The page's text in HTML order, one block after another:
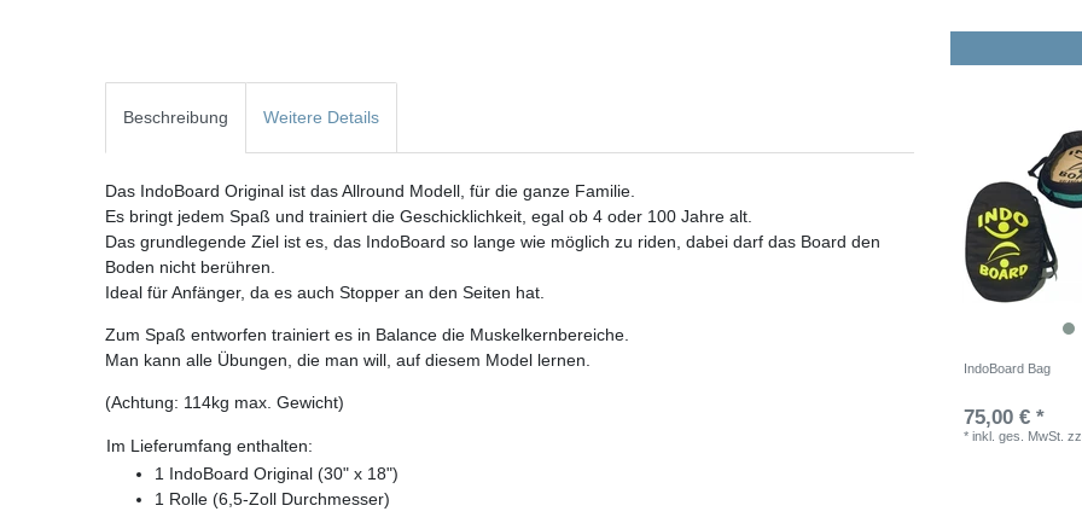
Beschreibung Weitere Details
Das IndoBoard Original ist das Allround Modell, für die ganze Familie.
Es bringt jedem Spaß und trainiert die Geschicklichkeit, egal ob 4 oder 100 Jahre alt.
Das grundlegende Ziel ist es, das IndoBoard so lange wie möglich zu riden, dabei darf das Board den
Boden nicht berühren.
Ideal für Anfänger, da es auch Stopper an den Seiten hat.
Zum Spaß entworfen trainiert es in Balance die Muskelkernbereiche.
Man kann alle Übungen, die man will, auf diesem Model lernen.
(Achtung: 114kg max. Gewicht)
Im Lieferumfang enthalten:
1 IndoBoard Original (30" x 18")
1 Rolle (6,5-Zoll Durchmesser)
IndoBoard Bag
75,00 € *
*inkl. ges. MwSt.